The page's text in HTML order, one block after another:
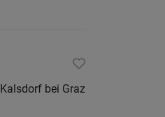
Kalsdorf bei Graz